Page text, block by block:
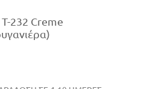
T-232 Creme